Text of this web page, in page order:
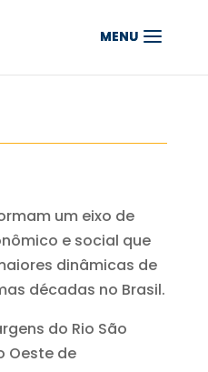
um eixo de
e social que
dinâmicas de
décadas no Brasil.
do Rio São
Oeste de